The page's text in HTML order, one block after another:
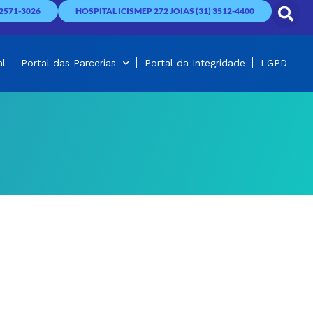
3026 HOSPITAL ICISMEP 272 JOIAS (31) 3512-4400
Portal das Parcerias Portal da Integridade LGPD